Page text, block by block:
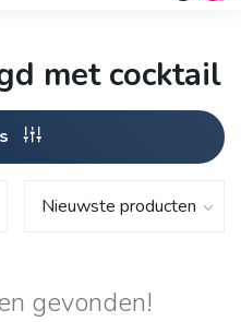
met cocktail
gevonden!